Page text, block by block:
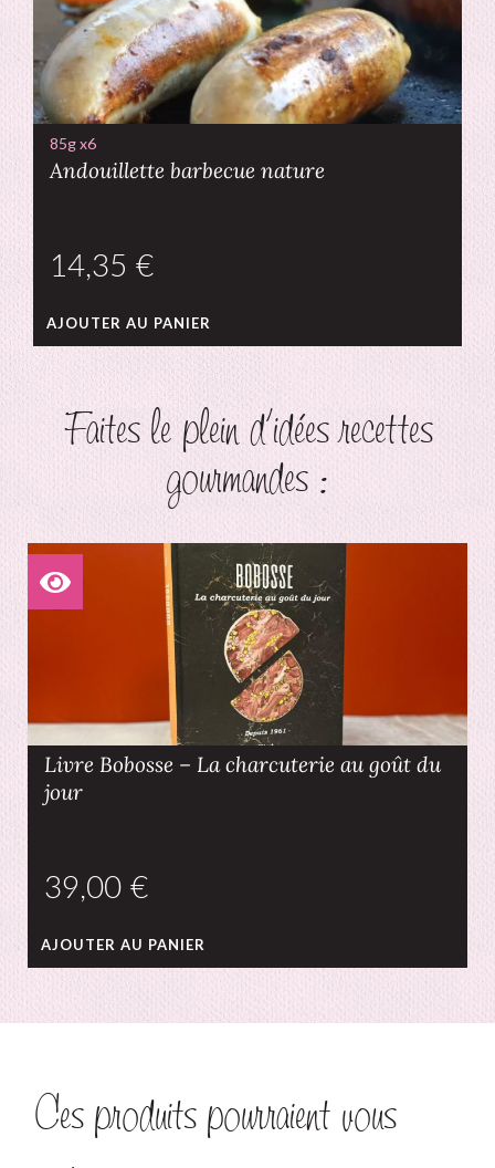
85g x6
Andouillette barbecue nature
€
AJOUTER AU PANIER
Faites le plein d'idées recettes
gourmandes :
Livre Bobosse – La charcuterie au goût du
jour
€
AJOUTER AU PANIER
Ces produits pourraient vous